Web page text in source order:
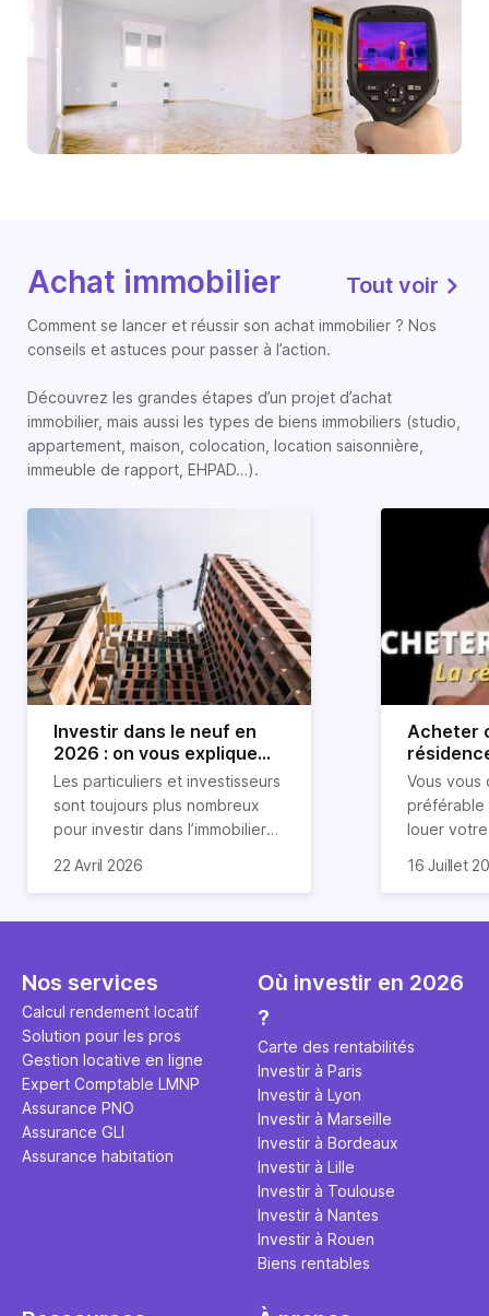
Achat immobilier Tout voir
Comment se lancer et réussir son achat immobilier ? Nos
conseils et astuces pour passer à l’action.
Découvrez les grandes étapes d’un projet d’achat
immobilier, mais aussi les types de biens immobiliers (studio,
appartement, maison, colocation, location saisonnière,
immeuble de rapport, EHPAD…).
Investir dans le neuf en
2026 : on vous explique
tout !
Les particuliers et investisseurs
sont toujours plus nombreux
pour investir dans l’immobilier
nombreux avantages à choisir
expliquons tout dans cet
22 Avril 2026
Acheter
règle
révélée
Vous vous
préférable
louer
expert en
règle
ce secret
l'argent
principale
études et
16 Juillet
Nos services
Calcul rendement locatif
Solution pour les pros
Gestion locative en ligne
Expert Comptable LMNP
Assurance PNO
Assurance GLI
Assurance habitation
Où investir en 2026
?
Carte des rentabilités
Investir à Paris
Investir à Lyon
Investir à Marseille
Investir à Bordeaux
Investir à Lille
Investir à Toulouse
Investir à Nantes
Investir à Rouen
Biens rentables